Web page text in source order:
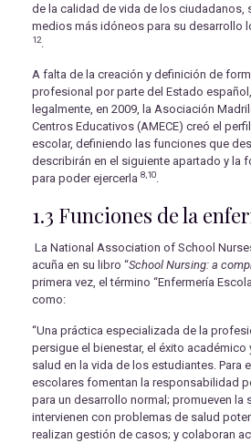
de la calidad de vida de los ciudadanos,
medios más idóneos para su desarrollo
12.
A falta de la creación y definición de
profesional por parte del Estado
legalmente, en 2009, la Asociación
Centros Educativos (AMECE) creó el
escolar, definiendo las funciones que
describirán en el siguiente apartado y la
para poder ejercerla 8,10
1.3 Funciones de la
La National Association of School
acuña en su libro “School Nursing: a
primera vez, el término “Enfermería
como:
“Una práctica especializada de la
persigue el bienestar, el éxito académico
salud en la vida de los estudiantes. Para
escolares fomentan la responsabilidad
para un desarrollo normal; promueven la
intervienen con problemas de salud
realizan gestión de casos; y colaboran